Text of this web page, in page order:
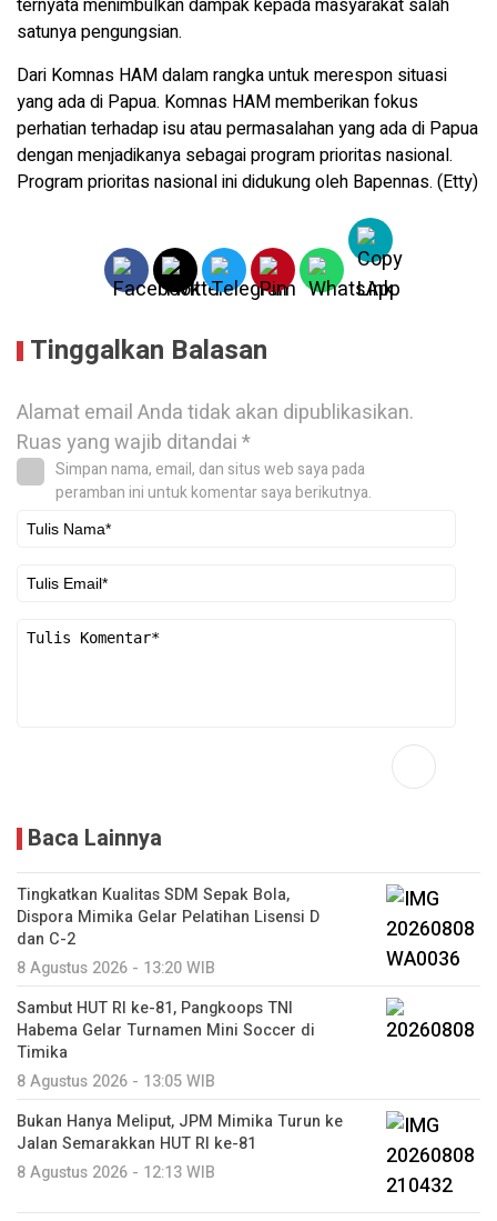
ternyata menimbulkan dampak kepada masyarakat salah
satunya pengungsian.
Dari Komnas HAM dalam rangka untuk merespon situasi
yang ada di Papua. Komnas HAM memberikan fokus
perhatian terhadap isu atau permasalahan yang ada di Papua
dengan menjadikanya sebagai program prioritas nasional.
Program prioritas nasional ini didukung oleh Bapennas. (Etty)
Tinggalkan Balasan
Alamat email Anda tidak akan dipublikasikan.
Ruas yang wajib ditandai*
Simpan nama, email, dan situs web saya pada
peramban ini untuk komentar saya berikutnya.
Baca Lainnya
Tingkatkan Kualitas SDM Sepak Bola,
Dispora Mimika Gelar Pelatihan Lisensi D
dan C-2
8 Agustus 2026 - 13:20 WIB
Sambut HUT RI ke-81, Pangkoops TNI
Habema Gelar Turnamen Mini Soccer di
Timika
8 Agustus 2026 - 13:05 WIB
Bukan Hanya Meliput, JPM Mimika Turun ke
Jalan Semarakkan HUT RI ke-81
8 Agustus 2026 - 12:13 WIB